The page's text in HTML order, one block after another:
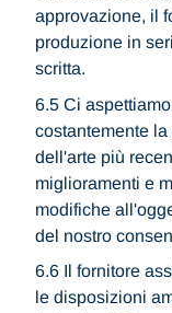
approvazione, il
produzione in
scritta.
6.5 Ci
costantemente
dell'arte più
miglioramenti e
modifiche
del nostro
6.6 Il fornitore
le disposizioni